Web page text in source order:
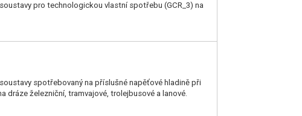
pro technologickou vlastní spotřebu (GCR_3) na
spotřebovaný na příslušné napěťové hladině při
dráze železniční, tramvajové, trolejbusové a lanové.